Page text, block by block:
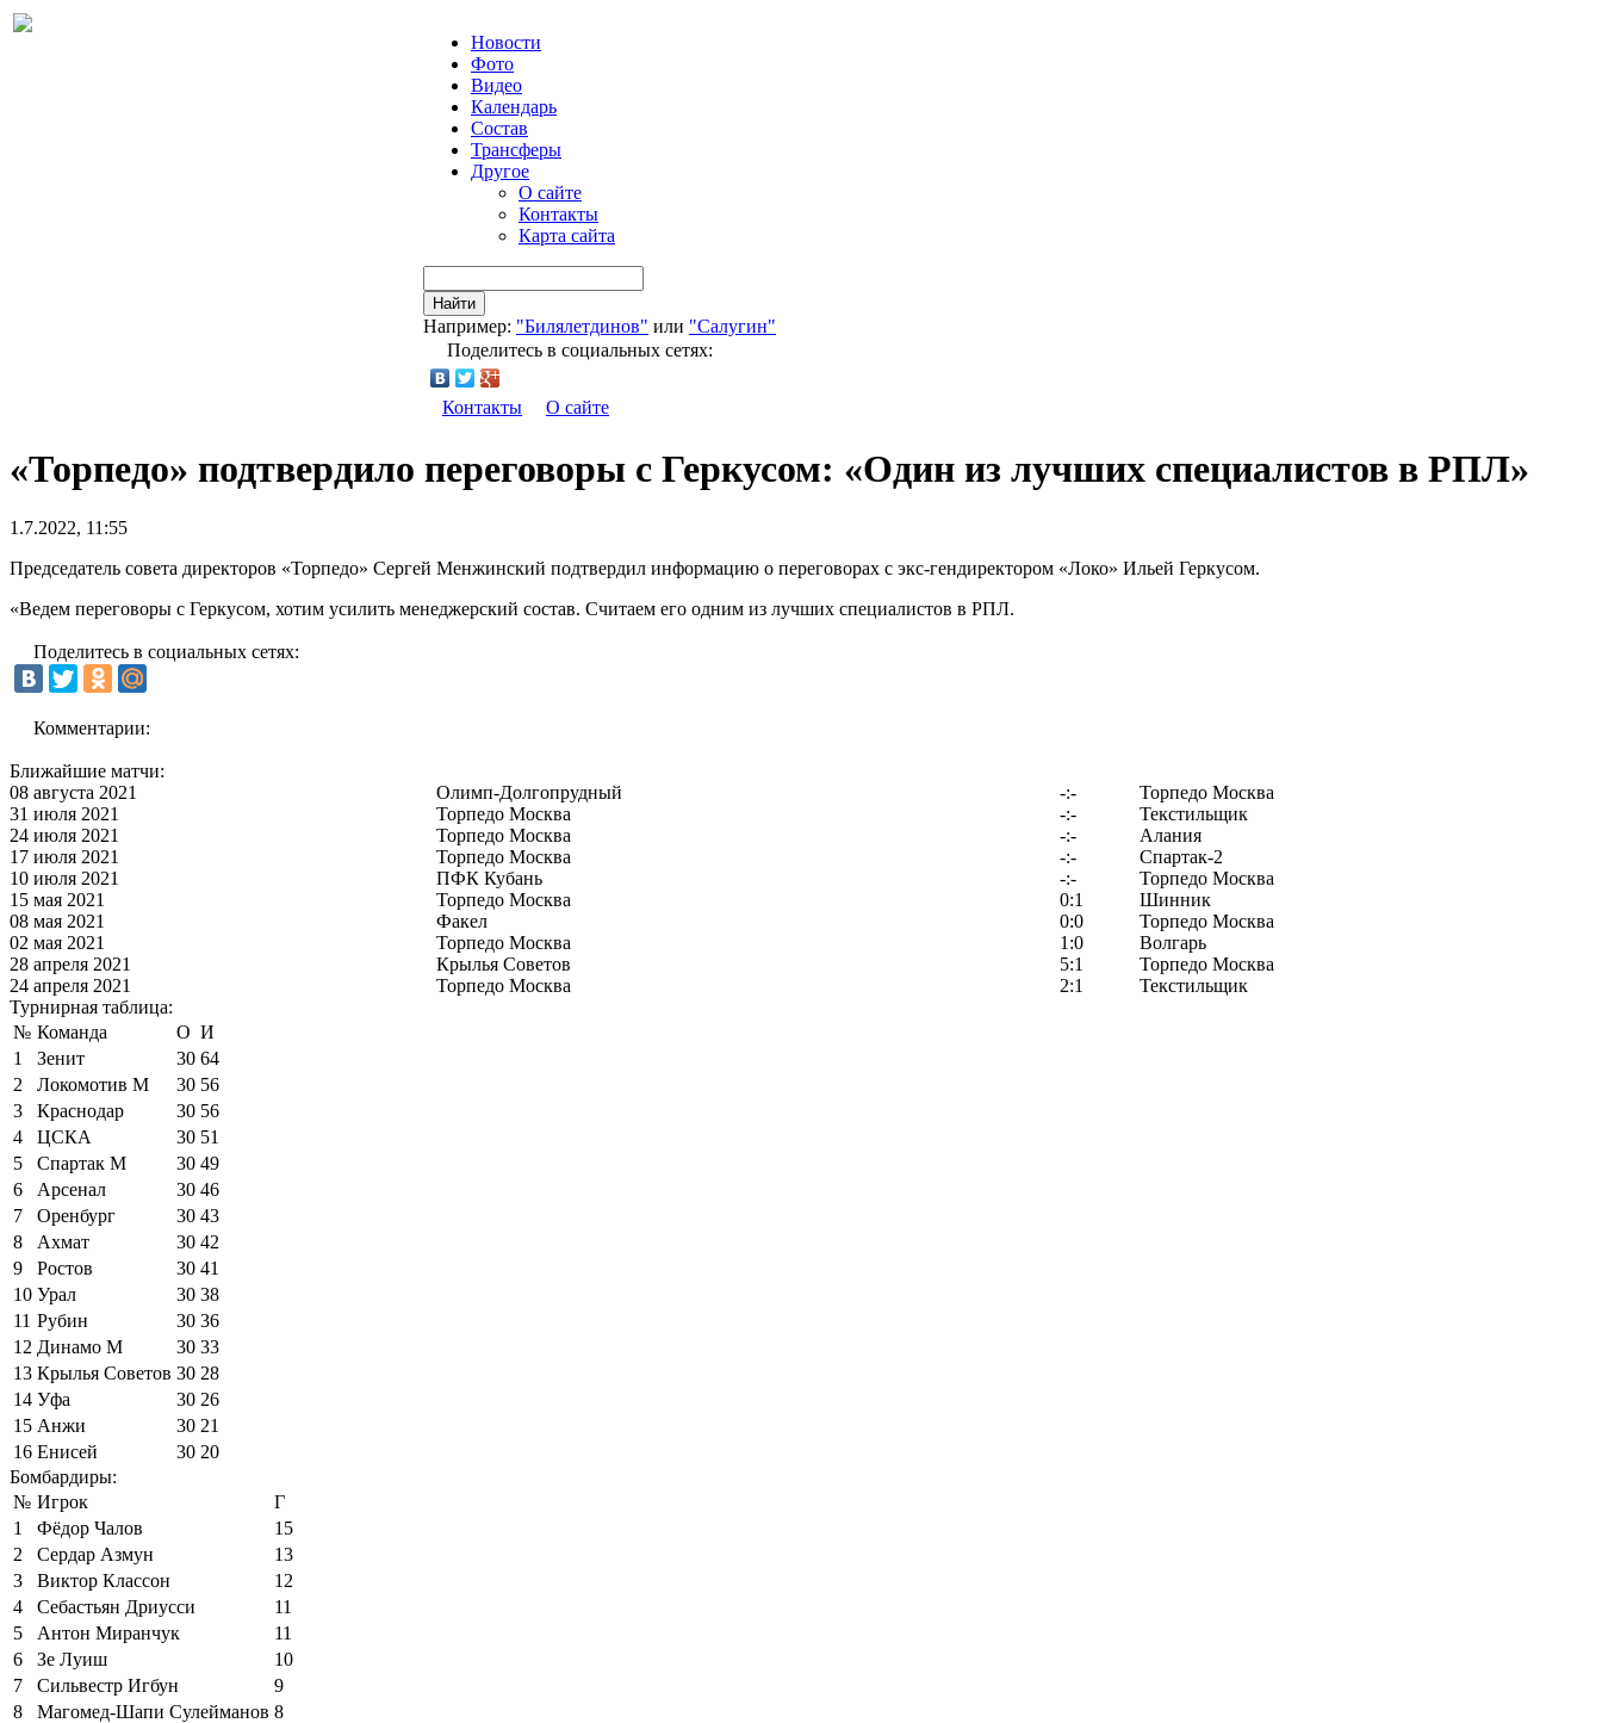
Новости
Фото
Видео
Календарь
Состав
Трансферы
Другое
О сайте
Контакты
Карта сайта
Найти
Например: "Билялетдинов" или "Салугин"
Поделитесь в социальных сетях:
Контакты О сайте
«Торпедо» подтвердило переговоры с Геркусом: «Один из лучших специалистов в РПЛ»
1.7.2022, 11:55
Председатель совета директоров «Торпедо» Сергей Менжинский подтвердил информацию о переговорах с экс-гендиректором «Локо» Ильей Геркусом.
«Ведем переговоры с Геркусом, хотим усилить менеджерский состав. Считаем его одним из лучших специалистов в РПЛ.
Поделитесь в социальных сетях:
Комментарии:
Ближайшие матчи:
08 августа 2021
Олимп-Долгопрудный -:-
Торпедо Москва
31 июля 2021
Торпедо Москва -:-
Текстильщик
24 июля 2021
Торпедо Москва -:-
Алания
17 июля 2021
Торпедо Москва -:-
Спартак-2
10 июля 2021
ПФК Кубань -:-
Торпедо Москва
15 мая 2021
Торпедо Москва 0:1
Шинник
08 мая 2021
Факел 0:0
Торпедо Москва
02 мая 2021
Торпедо Москва 1:0
Волгарь
28 апреля 2021
Крылья Советов 5:1
Торпедо Москва
24 апреля 2021
Торпедо Москва 2:1
Текстильщик
Турнирная таблица:
№ Команда О И
1
Зенит 30 64
2
Локомотив М 30 56
3
Краснодар 30 56
4
ЦСКА 30 51
5
Спартак М 30 49
6
Арсенал 30 46
7
Оренбург 30 43
8
Ахмат 30 42
9
Ростов 30 41
10 Урал 30 38
11 Рубин 30 36
12 Динамо М 30 33
13 Крылья Советов 30 28
14 Уфа 30 26
15 Анжи 30 21
16 Енисей 30 20
Бомбардиры:
№ Игрок
Г
1
Фёдор Чалов
15
2
Сердар Азмун
13
3
Виктор Классон
12
4
Себастьян Дриусси
11
5
Антон Миранчук
11
6
Зе Луиш
10
7
Сильвестр Игбун
9
8
Магомед-Шапи Сулейманов 8